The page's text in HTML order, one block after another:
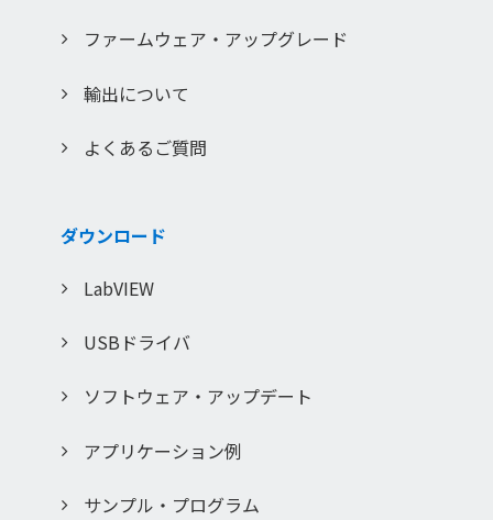
ファームウェア・アップグレード
輸出について
よくあるご質問
ダウンロード
LabVIEW
USBドライバ
ソフトウェア・アップデート
アプリケーション例
サンプル・プログラム